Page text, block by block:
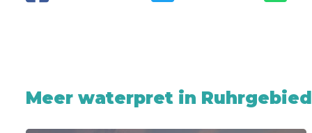
Meer waterpret in Ruhrgebied